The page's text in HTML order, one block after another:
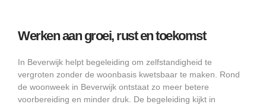
Werken aan groei, rust en toekomst
In Beverwijk helpt begeleiding om zelfstandigheid te
vergroten zonder de woonbasis kwetsbaar te maken. Rond
de woonweek in Beverwijk ontstaat zo meer betere
voorbereiding en minder druk. De begeleiding kijkt in